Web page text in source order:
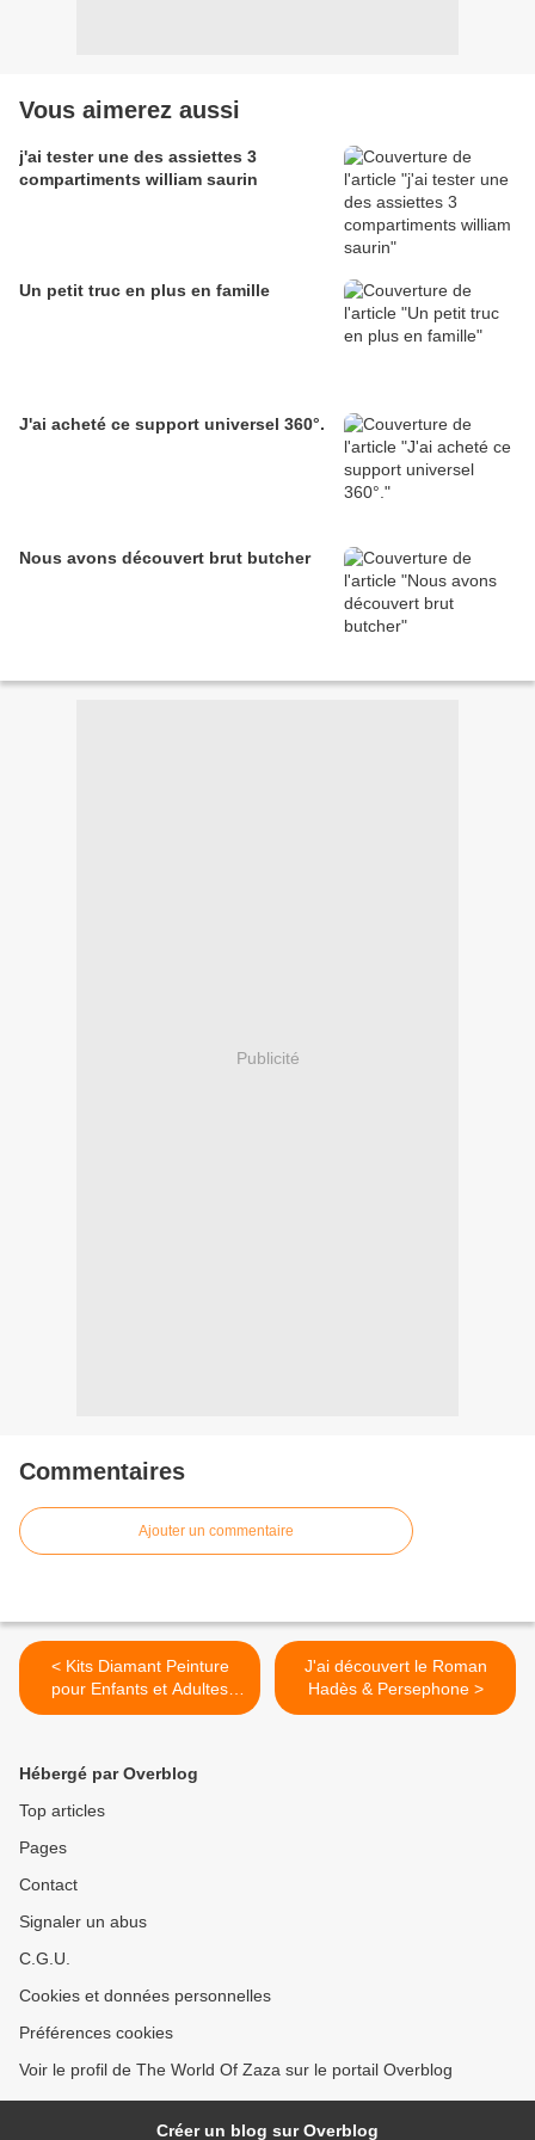
Vous aimerez aussi
j'ai tester une des assiettes 3
compartiments william saurin
Un petit truc en plus en famille
J'ai acheté ce support universel 360°.
Nous avons découvert brut butcher
Publicité
Commentaires
Ajouter un commentaire
< Kits Diamant Peinture
pour Enfants et Adultes
Débutants
J'ai découvert le Roman
Hadès & Persephone >
Hébergé par Overblog
Top articles
Pages
Contact
Signaler un abus
C.G.U.
Cookies et données personnelles
Préférences cookies
Voir le profil de The World Of Zaza sur le portail Overblog
Créer un blog sur Overblog